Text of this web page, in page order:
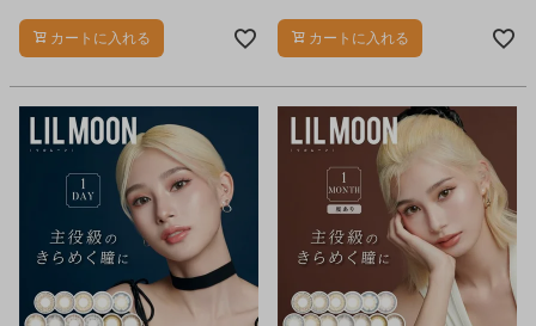
カートに入れる
カートに入れる